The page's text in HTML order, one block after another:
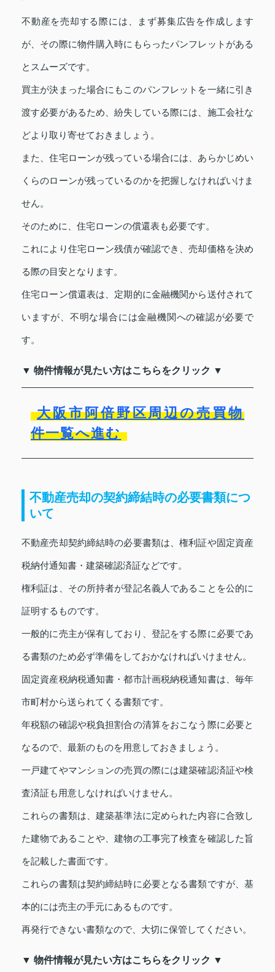
不動産を売却する際には、まず募集広告を作成します
が、その際に物件購入時にもらったパンフレットがある
とスムーズです。
買主が決まった場合にもこのパンフレットを一緒に引き
渡す必要があるため、紛失している際には、施工会社な
どより取り寄せておきましょう。
また、住宅ローンが残っている場合には、あらかじめい
くらのローンが残っているのかを把握しなければいけま
せん。
そのために、住宅ローンの償還表も必要です。
これにより住宅ローン残債が確認でき、売却価格を決め
る際の目安となります。
住宅ローン償還表は、定期的に金融機関から送付されて
いますが、不明な場合には金融機関への確認が必要で
す。
▼ 物件情報が見たい方はこちらをクリック ▼
大阪市阿倍野区周辺の売買物
件一覧へ進む
不動産売却の契約締結時の必要書類につ
いて
不動産売却契約締結時の必要書類は、権利証や固定資産
税納付通知書・建築確認済証などです。
権利証は、その所持者が登記名義人であることを公的に
証明するものです。
一般的に売主が保有しており、登記をする際に必要であ
る書類のため必ず準備をしておかなければいけません。
固定資産税納税通知書・都市計画税納税通知書は、毎年
市町村から送られてくる書類です。
年税額の確認や税負担割合の清算をおこなう際に必要と
なるので、最新のものを用意しておきましょう。
一戸建てやマンションの売買の際には建築確認済証や検
査済証も用意しなければいけません。
これらの書類は、建築基準法に定められた内容に合致し
た建物であることや、建物の工事完了検査を確認した旨
を記載した書面です。
これらの書類は契約締結時に必要となる書類ですが、基
本的には売主の手元にあるものです。
再発行できない書類なので、大切に保管してください。
▼ 物件情報が見たい方はこちらをクリック ▼